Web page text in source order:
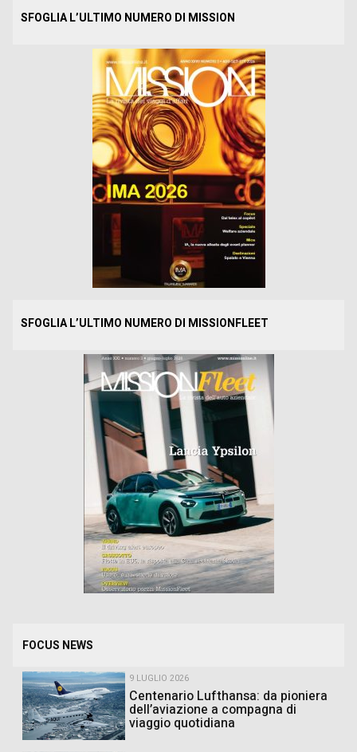
SFOGLIA L’ULTIMO NUMERO DI MISSION
SFOGLIA L’ULTIMO NUMERO DI MISSIONFLEET
FOCUS NEWS
9 LUGLIO 2026
Centenario Lufthansa: da pioniera
dell’aviazione a compagna di
viaggio quotidiana